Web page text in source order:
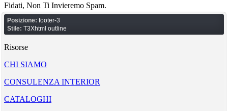
Fidati, Non Ti Invieremo Spam.
Posizione: footer-3
Stile: T3Xhtml outline
Risorse
CHI SIAMO
CONSULENZA INTERIOR
CATALOGHI